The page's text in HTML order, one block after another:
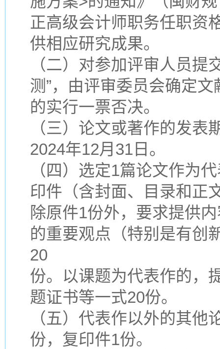
正高级会计师职务任职资
供相应研究成果。
（二）对参加评审人员提
测”，由评审委员会确定
的实行一票否决。
（三）论文或著作的发
2024年12月31日。
（四）选定1篇论文作为
印件（含封面、目录和正
除原件1份外，要求提供
的重要观点（特别是有创
20
份。以课题为代表作的，
题证书等一式20份。
（五）代表作以外的其
份，复印件1份。